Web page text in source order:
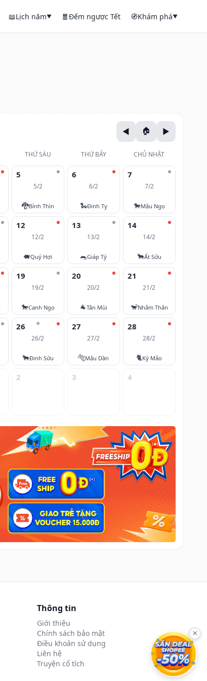
📖Lịch năm▼ 🧧Đếm ngược Tết 🧭Khám phá▼
THỨ SÁU THỨ BẢY
CHỦ NHẬT
5
5/2
🐉Bính Thìn
6
6/2
🐍Đinh Tỵ
7
7/2
🐎Mậu Ngọ
12
12/2
🐖Quý Hợi
13
13/2
🐀Giáp Tý
14
14/2
🐂Ất Sửu
19
19/2
🐎Canh Ngọ
20
20/2
🐐Tân Mùi
21
21/2
🐒Nhâm Thân
⭐
26
26/2
🐂Đinh Sửu
27
27/2
🐅Mậu Dần
28
28/2
🐈Kỷ Mão
2 3 4
Thông tin
Giới thiệu
Chính sách bảo mật
Điều khoản sử dụng
Liên hệ
Truyện cổ tích
×